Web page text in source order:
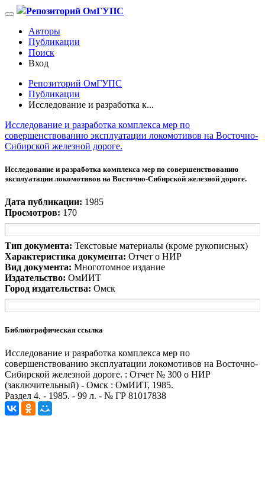
Репозиторий ОмГУПС
Авторы
Публикации
Поиск
Вход
Репозиторий ОмГУПС
Публикации
Исследование и разработка к...
Исследование и разработка комплекса мер по
совершенствованию эксплуатации локомотивов на Восточно-
Сибирской железной дороге.
Исследование и разработка комплекса мер по совершенствованию
эксплуатации локомотивов на Восточно-Сибирской железной дороге.
Дата публикации: 1985
Просмотров: 170
Тип документа: Текстовые материалы (кроме рукописных)
Характеристика документа: Отчет о НИР
Вид документа: Многотомное издание
Издательство: ОмИИТ
Город издательства: Омск
Библиографическая ссылка
Исследование и разработка комплекса мер по
совершенствованию эксплуатации локомотивов на Восточно-
Сибирской железной дороге. : Отчет № 300 о НИР
(заключительный) - Омск : ОмИИТ, 1985.
Раздел 4. - 1985. - 99 л. - № ГР 81017838